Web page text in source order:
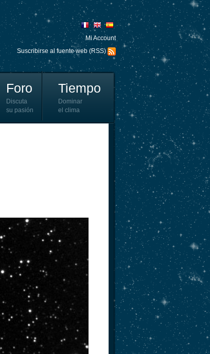
Mi Account
Suscribirse al fuente web (RSS)
Foro
Discuta
su pasión
Tiempo
Dominar
el clima